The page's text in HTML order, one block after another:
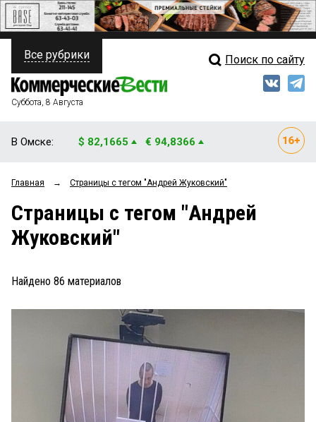
ПОЛИТИКА
ФИНАНСЫ
ОБЩЕСТВО
ЗАКОН
НОВОСТИ КОМПАНИЙ
ПРОИСШЕСТВИЯ
Свежий выпуск
Мнения
Рейтинги
Все рубрики Поиск по сайту
Суббота, 8 Августа
В Омске: $ 82,1665 € 94,8366
Главная → Страницы c тегом "Андрей Жуковский"
Страницы c тегом "Андрей
Жуковский"
Найдено 86 материалов